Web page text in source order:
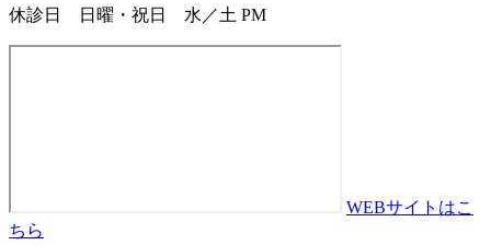
休診日 日曜・祝日 水／土 PM
WEBサイトはこ
ちら